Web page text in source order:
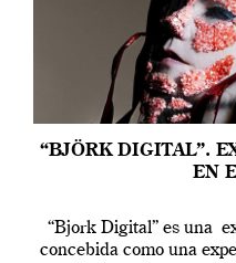
“BJÖRK DIGITAL”.
EN
“Bjork Digital” es una
concebida como una